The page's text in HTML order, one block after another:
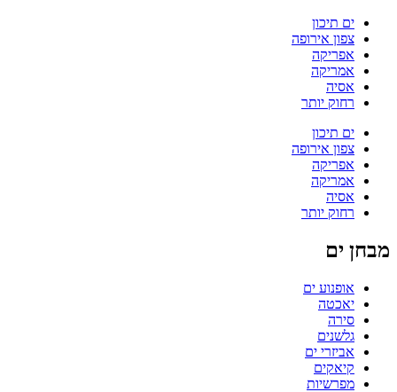
ים תיכון
צפון אירופה
אפריקה
אמריקה
אסיה
רחוק יותר
ים תיכון
צפון אירופה
אפריקה
אמריקה
אסיה
רחוק יותר
מבחן ים
אופנוע ים
יאכטה
סירה
גלשנים
אביזרי ים
קיאקים
מפרשיות